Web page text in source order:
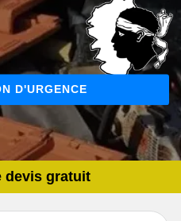
D'URGENCE
devis gratuit